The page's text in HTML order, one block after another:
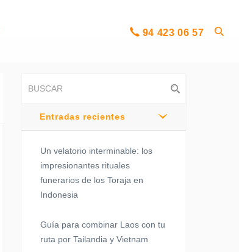
94 423 06 57
Entradas recientes
Un velatorio interminable: los
impresionantes rituales
funerarios de los Toraja en
Indonesia
Guía para combinar Laos con tu
ruta por Tailandia y Vietnam